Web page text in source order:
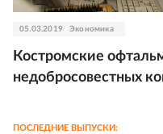
05.03.2019 Экономика
Костромские
недобросовестных
ПОСЛЕДНИЕ ВЫПУСКИ: